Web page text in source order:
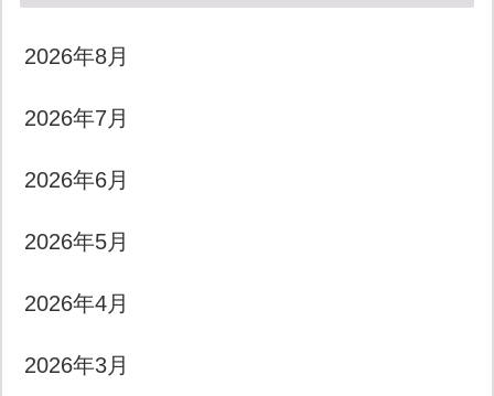
2026年8月
2026年7月
2026年6月
2026年5月
2026年4月
2026年3月